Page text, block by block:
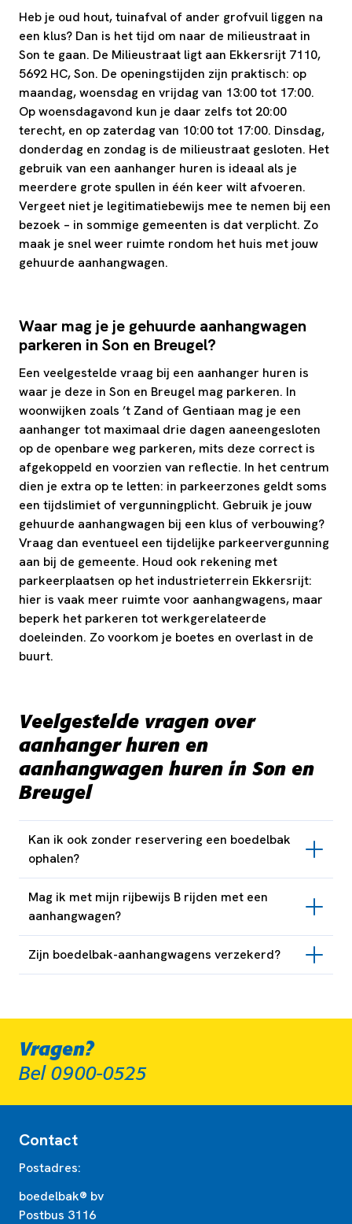
Heb je oud hout, tuinafval of ander grofvuil liggen na
een klus? Dan is het tijd om naar de milieustraat in
Son te gaan. De Milieustraat ligt aan Ekkersrijt 7110,
5692 HC, Son. De openingstijden zijn praktisch: op
maandag, woensdag en vrijdag van 13:00 tot 17:00.
Op woensdagavond kun je daar zelfs tot 20:00
terecht, en op zaterdag van 10:00 tot 17:00. Dinsdag,
donderdag en zondag is de milieustraat gesloten. Het
gebruik van een aanhanger huren is ideaal als je
meerdere grote spullen in één keer wilt afvoeren.
Vergeet niet je legitimatiebewijs mee te nemen bij een
bezoek – in sommige gemeenten is dat verplicht. Zo
maak je snel weer ruimte rondom het huis met jouw
gehuurde aanhangwagen.
Waar mag je je gehuurde aanhangwagen
parkeren in Son en Breugel?
Een veelgestelde vraag bij een aanhanger huren is
waar je deze in Son en Breugel mag parkeren. In
woonwijken zoals ’t Zand of Gentiaan mag je een
aanhanger tot maximaal drie dagen aaneengesloten
op de openbare weg parkeren, mits deze correct is
afgekoppeld en voorzien van reflectie. In het centrum
dien je extra op te letten: in parkeerzones geldt soms
een tijdslimiet of vergunningplicht. Gebruik je jouw
gehuurde aanhangwagen bij een klus of verbouwing?
Vraag dan eventueel een tijdelijke parkeervergunning
aan bij de gemeente. Houd ook rekening met
parkeerplaatsen op het industrieterrein Ekkersrijt:
hier is vaak meer ruimte voor aanhangwagens, maar
beperk het parkeren tot werkgerelateerde
doeleinden. Zo voorkom je boetes en overlast in de
buurt.
Veelgestelde vragen over
aanhanger huren en
aanhangwagen huren in Son en
Breugel
Kan ik ook zonder reservering een boedelbak
ophalen?
Mag ik met mijn rijbewijs B rijden met een
aanhangwagen?
Zijn boedelbak-aanhangwagens verzekerd?
Vragen?
Bel 0900-0525
Contact
Postadres:
boedelbak® bv
Postbus 3116